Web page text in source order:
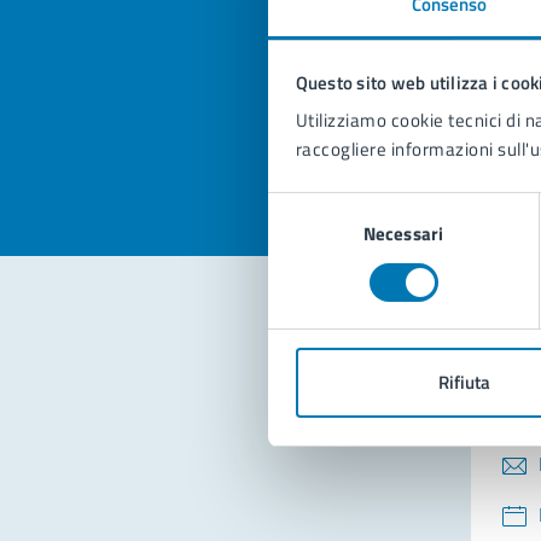
Questo sito web utilizza i
Utilizziamo cookie tecnici di
raccogliere informazioni
consenso
Necessari
Rifiuta